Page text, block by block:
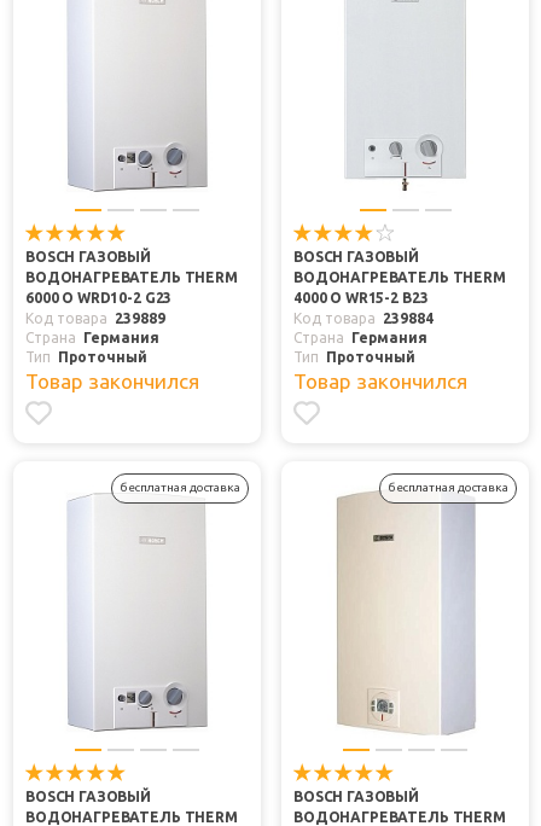
BOSCH ГАЗОВЫЙ
ВОДОНАГРЕВАТЕЛЬ THERM
6000 O WRD10-2 G23
Код товара
239889
Страна
Германия
Тип
Проточный
Товар закончился
BOSCH ГАЗОВЫЙ
ВОДОНАГРЕВАТЕЛЬ THERM
4000 O WR15-2 B23
Код товара
239884
Страна
Германия
Тип
Проточный
Товар закончился
бесплатная доставка
BOSCH ГАЗОВЫЙ
ВОДОНАГРЕВАТЕЛЬ THERM
бесплатная доставка
BOSCH ГАЗОВЫЙ
ВОДОНАГРЕВАТЕЛЬ THERM